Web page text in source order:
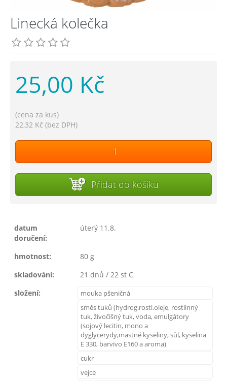
Linecká kolečka
25,00 Kč
(cena za kus)
22,32 Kč (bez DPH)
Přidat do košíku
datum
doručení:
úterý 11.8.
hmotnost:
80 g
skladování:
21 dnů / 22 st C
složení:
mouka pšeničná
směs tuků (hydrog.rostl.oleje, rostlinný
tuk, živočišný tuk, voda, emulgátory
(sojový lecitin, mono a
dyglycerydy,mastné kyseliny, sůl, kyselina
E 330, barvivo E160 a aroma)
cukr
vejce